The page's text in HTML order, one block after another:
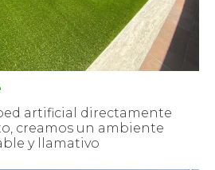
artificial directamente
creamos un ambiente
y llamativo